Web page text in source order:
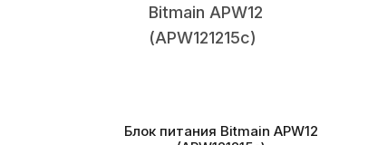
Блок питания Bitmain APW12